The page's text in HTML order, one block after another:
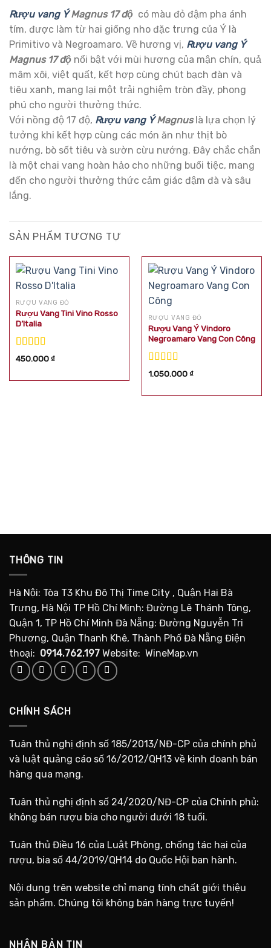
Rượu vang ÝMagnus 17 độ có màu đỏ đậm pha ánh
tím, được làm từ hai giống nho đặc trưng của Ý là
Primitivo và Negroamaro. Về hương vị, Rượu vang Ý
Magnus 17 độ nổi bật với mùi hương của mận chín, quả
mâm xôi, việt quất, kết hợp cùng chút bạch đàn và
tiêu xanh, mang lại một trải nghiệm tròn đầy, phong
phú cho người thưởng thức.
Với nồng độ 17 độ, Rượu vang ÝMagnuslà lựa chọn lý
tưởng khi kết hợp cùng các món ăn như thịt bò
nướng, bò sốt tiêu và sườn cừu nướng. Đây chắc chắn
là một chai vang hoàn hảo cho những buổi tiệc, mang
đến cho người thưởng thức cảm giác đậm đà và sâu
lắng.
SẢN PHẨM TƯƠNG TỰ
RƯỢU VANG ĐỎ
Rượu Vang Tini Vino Rosso
D’Italia
Được xếp
450.000₫
RƯỢU VANG ĐỎ
Rượu Vang Ý Vindoro
Negroamaro Vang Con Công
Được xếp
1.050.000₫
THÔNG TIN
Hà Nội: Tòa T3 Khu Đô Thị Time City , Quận Hai Bà
Trưng, Hà Nội TP Hồ Chí Minh: Đường Lê Thánh Tông,
Quận 1, TP Hồ Chí Minh Đà Nẵng: Đường Nguyễn Tri
Phương, Quận Thanh Khê, Thành Phố Đà Nẵng Điện
thoại: 0914.762.197 Website: WineMap.vn
CHÍNH SÁCH
Tuân thủ nghị định số 185/2013/NĐ-CP của chính phủ
và luật quảng cáo số 16/2012/QH13 về kinh doanh bán
hàng qua mạng.
Tuân thủ nghị định số 24/2020/NĐ-CP của Chính phủ:
không bán rượu bia cho người dưới 18 tuổi.
Tuân thủ Điều 16 của Luật Phòng, chống tác hại của
rượu, bia số 44/2019/QH14 do Quốc Hội ban hành.
Nội dung trên website chỉ mang tính chất giới thiệu
sản phẩm. Chúng tôi không bán hàng trực tuyến!
NHẬN BẢN TIN